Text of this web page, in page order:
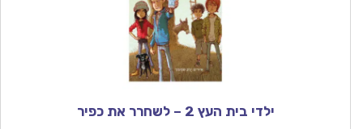
ילדי בית העץ 2 – לשחרר את כפיר